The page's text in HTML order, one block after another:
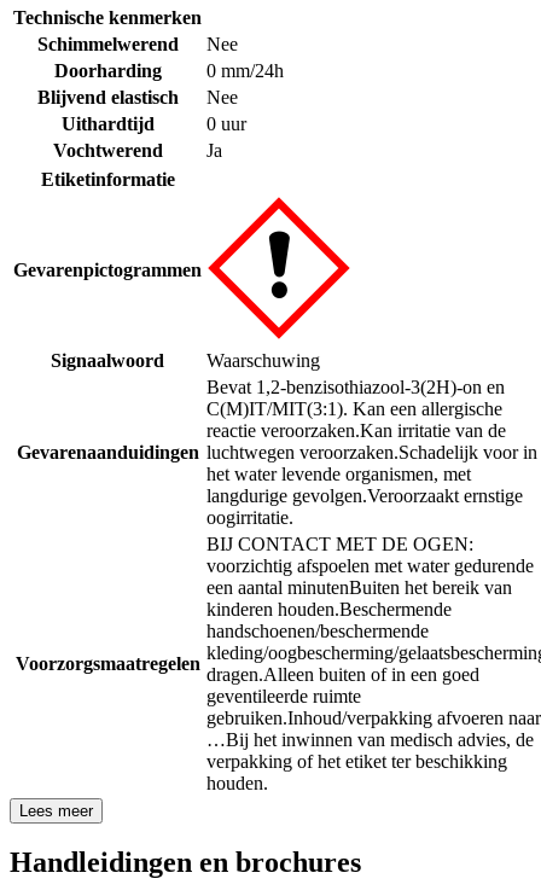
Technische kenmerken
Schimmelwerend
Nee
Doorharding
0 mm/24h
Blijvend elastisch
Nee
Uithardtijd
0 uur
Vochtwerend
Ja
Etiketinformatie
Gevarenpictogrammen
Signaalwoord Waarschuwing
Gevarenaanduidingen
Bevat 1,2-benzisothiazool-3(2H)-on en
C(M)IT/MIT(3:1). Kan een allergische
reactie veroorzaken.Kan irritatie van de
luchtwegen veroorzaken.Schadelijk voor in
het water levende organismen, met
langdurige gevolgen.Veroorzaakt ernstige
oogirritatie.
Voorzorgsmaatregelen
BIJ CONTACT MET DE OGEN:
voorzichtig afspoelen met water gedurende
een aantal minutenBuiten het bereik van
kinderen houden.Beschermende
handschoenen/beschermende
kleding/oogbescherming/
dragen.Alleen buiten of in een goed
geventileerde ruimte
gebruiken.Inhoud/verpakking afvoeren naar
…Bij het inwinnen van medisch advies, de
verpakking of het etiket ter beschikking
houden.
Lees meer
Handleidingen en brochures